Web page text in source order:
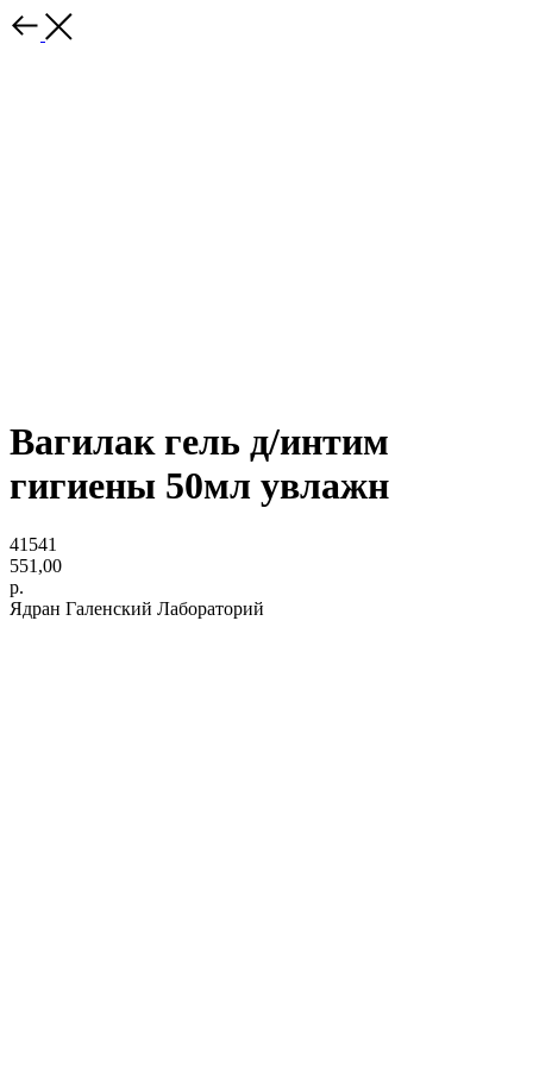
Вагилак гель д/интим
гигиены 50мл увлажн
41541
551,00
р.
Ядран Галенский Лабораторий